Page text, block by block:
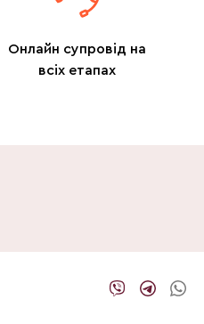
Онлайн супровід на
всіх етапах